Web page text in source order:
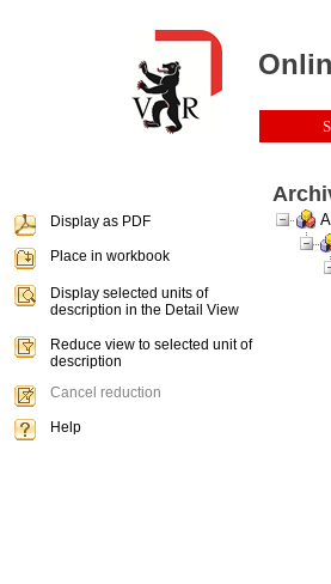
Display as PDF
Place in workbook
Display selected units of
description in the Detail View
Reduce view to selected unit of
description
Cancel reduction
Help